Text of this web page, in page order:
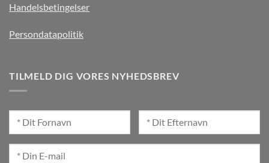
Handelsbetingelser
Persondatapolitik
TILMELD DIG VORES NYHEDSBREV